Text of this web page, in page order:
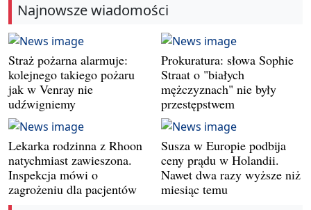
Najnowsze wiadomości
Straż pożarna alarmuje:
kolejnego takiego pożaru
jak w Venray nie
udźwigniemy
Prokuratura: słowa Sophie
Straat o "białych
mężczyznach" nie były
przestępstwem
Lekarka rodzinna z Rhoon
natychmiast zawieszona.
Inspekcja mówi o
zagrożeniu dla pacjentów
Susza w Europie podbija
ceny prądu w Holandii.
Nawet dwa razy wyższe niż
miesiąc temu